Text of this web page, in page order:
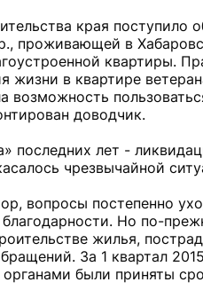
края поступило
проживающей в
квартиры.
жизни в квартире
возможность
доводчик.
последних лет -
чрезвычайной
вопросы постепенно
Но по-
жилья,
За 1 квартал
были приняты